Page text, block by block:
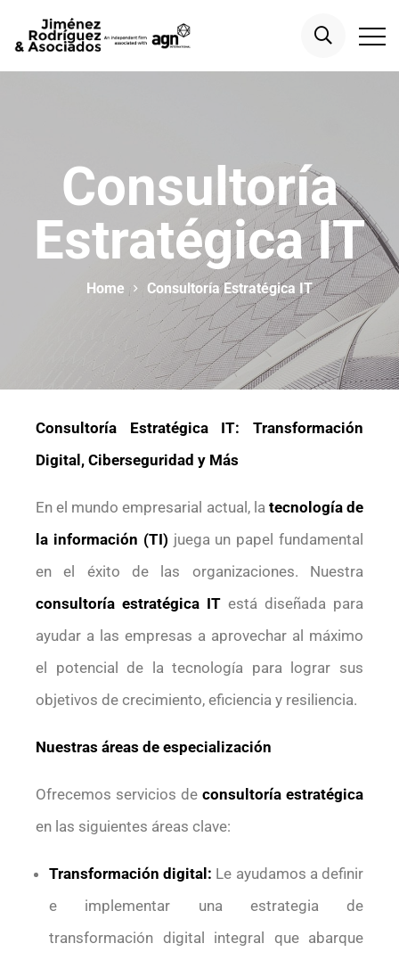
Consultoría
Estratégica IT
Home Consultoría Estratégica IT
Consultoría Estratégica IT: Transformación
Digital, Ciberseguridad y Más
En el mundo empresarial actual, la tecnología de
la información (TI) juega un papel fundamental
en el éxito de las organizaciones. Nuestra
consultoría estratégica IT está diseñada para
ayudar a las empresas a aprovechar al máximo
el potencial de la tecnología para lograr sus
objetivos de crecimiento, eficiencia y resiliencia.
Nuestras áreas de especialización
Ofrecemos servicios de consultoría estratégica
en las siguientes áreas clave:
Transformación digital: Le ayudamos a definir
e implementar una estrategia de
transformación digital integral que abarque